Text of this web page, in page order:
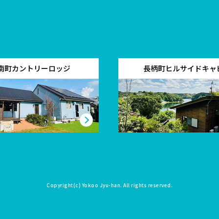
町カントリーロッジ 長柄町ヒルサイドキャ
Copyright(c)Yokoo Jyu-han. All rights reserved.